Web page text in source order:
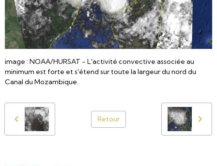
image : NOAA/HURSAT - L'activité convective associée au
minimum est forte et s'étend sur toute la largeur du nord du
Canal du Mozambique.
Retour